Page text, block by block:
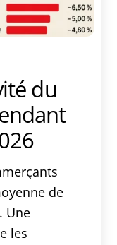
du
de
Une
les